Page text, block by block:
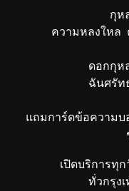
กุห
ความหลงใหล
ดอกกุห
ฉันศรัท
แถมการ์ดข้อความบ
เปิดบริการทุ
ทั่วกรุง